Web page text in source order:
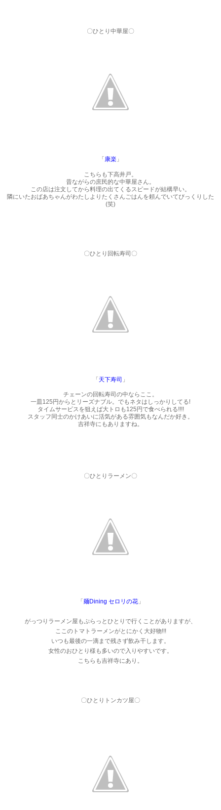
〇ひとり中華屋〇
「康楽 」
こちらも下高井戸。
昔ながらの庶民的な中華屋さん。
この店は注文してから料理の出てくるスピードが結構早い。
隣にいたおばあちゃんがわたしよりたくさんごはんを頼んでいてびっくりした
(笑)
〇ひとり回転寿司〇
「天下寿司 」
チェーンの回転寿司の中ならここ。
一皿125円からとリーズナブル。でもネタはしっかりしてる!
タイムサービスを狙えば大トロも125円で食べられる!!!!
スタッフ同士のかけあいに活気がある雰囲気もなんだか好き。
吉祥寺にもありますね。
〇ひとりラーメン〇
「麺Dining セロリの花」
がっつりラーメン屋もぷらっとひとりで行くことがありますが、
ここのトマトラーメンがとにかく大好物!!!
いつも最後の一滴まで残さず飲み干します。
女性のおひとり様も多いので入りやすいです。
こちらも吉祥寺にあり。
〇ひとりトンカツ屋〇